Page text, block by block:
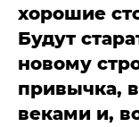
хорошие
Будут
новому
привычка,
веками и,